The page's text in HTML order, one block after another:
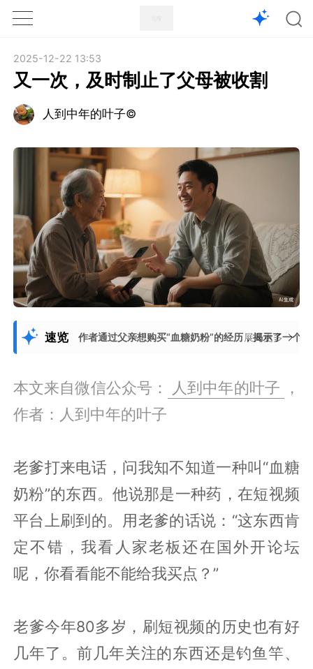
1X
2025-12-22 13:53
又一次，及时制止了父母被收割
人到中年的叶子©
速览 作者通过父亲想购买“血糖奶粉”的经历，揭示了一个
展开更多
本文来自微信公众号： 人到中年的叶子
，
作者：人到中年的叶子
老爹打来电话，问我知不知道一种叫“血糖
奶粉”的东西。他说那是一种药，在短视频
平台上刷到的。用老爹的话说：“这东西肯
定不错，我看人家老板还在国外开论坛
呢，你看看能不能给我买点？”
老爹今年80多岁，刷短视频的历史也有好
几年了。前几年关注的东西还是钓鱼竿、